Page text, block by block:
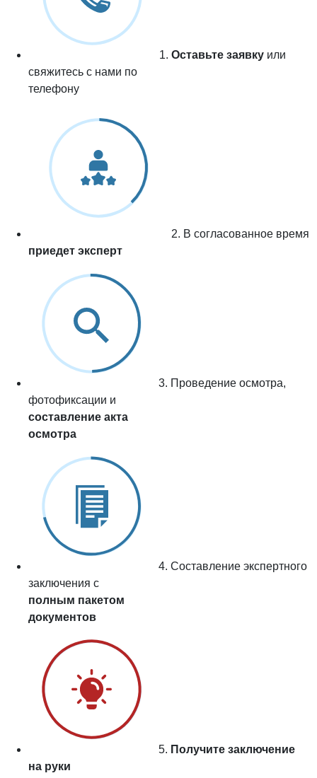
1. Оставьте заявку или
свяжитесь с нами по
телефону
2. В согласованное время
приедет эксперт
3. Проведение осмотра,
фотофиксации и
составление акта
осмотра
4. Составление экспертного
заключения с
полным пакетом
документов
5. Получите заключение
на руки